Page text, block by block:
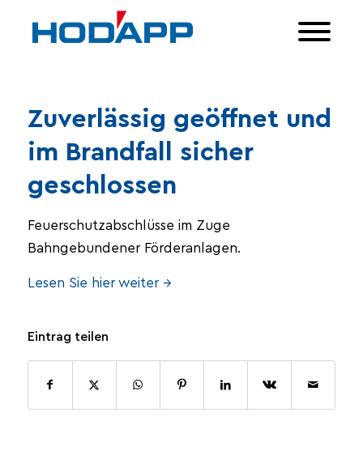
Zuverlässig geöffnet und
im Brandfall sicher
geschlossen
Feuerschutzabschlüsse im Zuge
Bahngebundener Förderanlagen.
Lesen Sie hier weiter →
Eintrag teilen